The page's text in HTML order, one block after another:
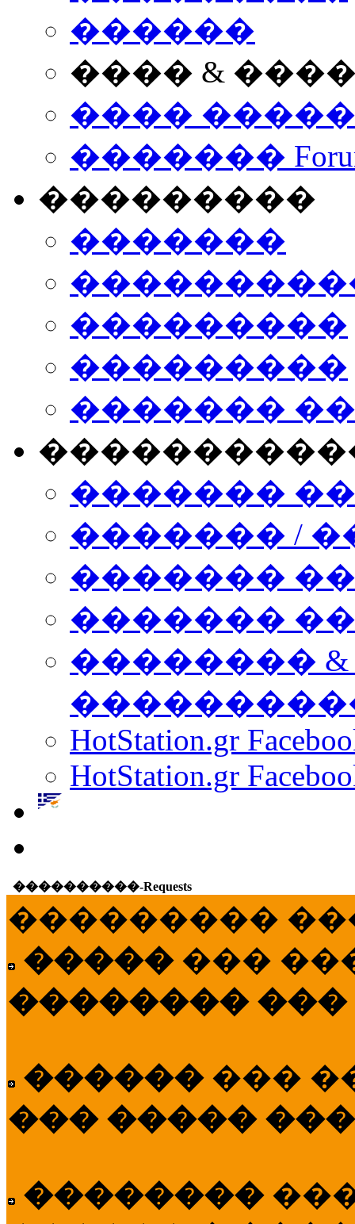
������
���� &
����
�������
���������
�������
���������
���������
�������
�������
������� /
�������
������� ���
��������
HotStation.gr
HotStation.gr
����������-Requests
���������
����� ���
�������� ���
������ ���
��� �����
��������